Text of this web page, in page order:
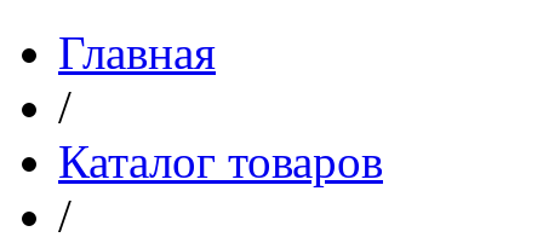
Главная
/
Каталог товаров
/